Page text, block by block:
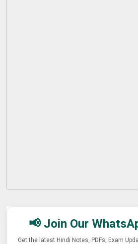
📢 Join Our
Get the latest Hindi Notes, PDFs, Exam